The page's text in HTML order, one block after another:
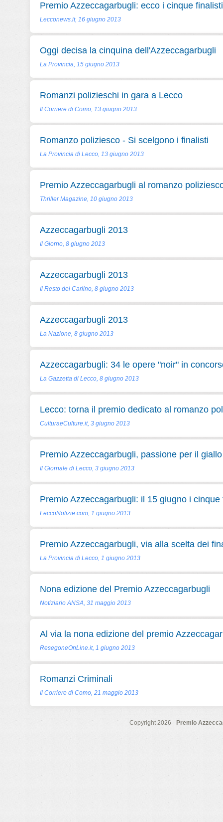
Premio Azzeccagarbugli: ecco i cinque finalisti
Lecconews.it, 16 giugno 2013
Oggi decisa la cinquina dell'Azzeccagarbugli
La Provincia, 15 giugno 2013
Romanzi polizieschi in gara a Lecco
Il Corriere di Como, 13 giugno 2013
Romanzo poliziesco - Si scelgono i finalisti
La Provincia di Lecco, 13 giugno 2013
Premio Azzeccagarbugli al romanzo
Thriller Magazine, 10 giugno 2013
Azzeccagarbugli 2013
Il Giorno, 8 giugno 2013
Azzeccagarbugli 2013
Il Resto del Carlino, 8 giugno 2013
Azzeccagarbugli 2013
La Nazione, 8 giugno 2013
Azzeccagarbugli: 34 le opere "noir" in
La Gazzetta di Lecco, 8 giugno 2013
Lecco: torna il premio dedicato al romanzo
CulturaeCulture.it, 3 giugno 2013
Premio Azzeccagarbugli, passione per il giallo
Il Giornale di Lecco, 3 giugno 2013
Premio Azzeccagarbugli: il 15 giugno i cinque
LeccoNotizie.com, 1 giugno 2013
Premio Azzeccagarbugli, via alla scelta dei
La Provincia di Lecco, 1 giugno 2013
Nona edizione del Premio Azzeccagarbugli
Notiziario ANSA, 31 maggio 2013
Al via la nona edizione del premio
ResegoneOnLine.it, 1 giugno 2013
Romanzi Criminali
Il Corriere di Como, 21 maggio 2013
Copyright 2026 - Premio